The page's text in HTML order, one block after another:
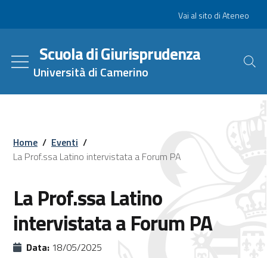
Slim
Vai al sito di Ateneo
Scuola di Giurisprudenza
Università di Camerino
Home / Eventi /
La Prof.ssa Latino intervistata a Forum PA
La Prof.ssa Latino
intervistata a Forum PA
Data: 18/05/2025